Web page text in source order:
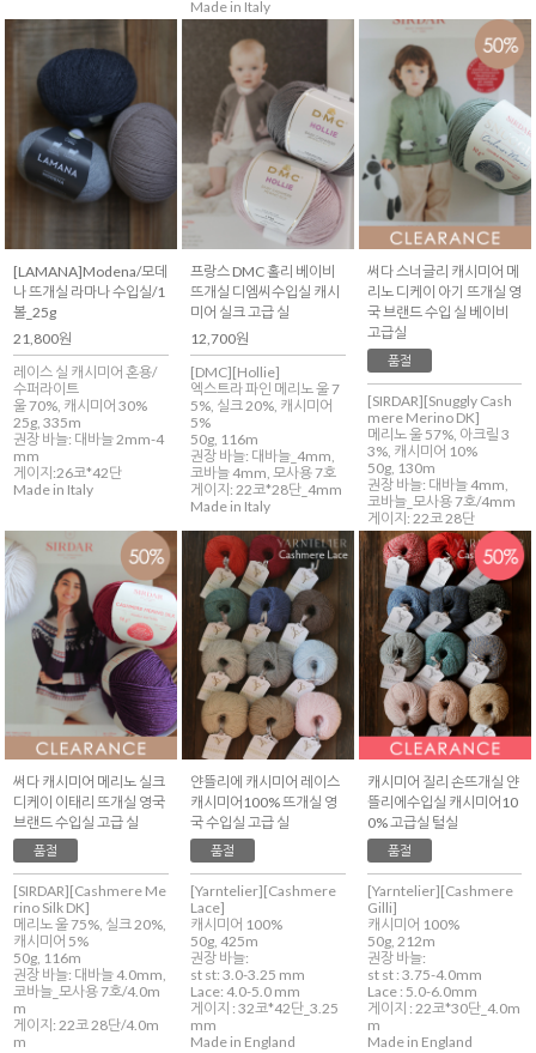
Made in Italy
[LAMANA]Modena/모데
나 뜨개실 라마나 수입실/1
볼_25g
21,800원
레이스 실 캐시미어 혼용/
수퍼라이트
울 70%, 캐시미어 30%
25g, 335m
권장 바늘: 대바늘 2mm-4
mm
게이지:26코*42단
Made in Italy
프랑스 DMC 홀리 베이비
뜨개실 디엠씨수입실 캐시
미어 실크 고급 실
12,700원
[DMC][Hollie]
엑스트라 파인 메리노 울 7
5%, 실크 20%, 캐시미어
5%
50g, 116m
권장 바늘: 대바늘_4mm,
코바늘 4mm, 모사용 7호
게이지: 22코*28단_4mm
Made in Italy
써다 스너글리 캐시미어 메
리노 디케이 아기 뜨개실 영
국 브랜드 수입 실 베이비
고급실
품절
[SIRDAR][Snuggly Cash
mere Merino DK]
메리노 울 57%, 아크릴 3
3%, 캐시미어 10%
50g, 130m
권장 바늘: 대바늘 4mm,
코바늘_모사용 7호/4mm
게이지: 22코 28단
써다 캐시미어 메리노 실크
디케이 이태리 뜨개실 영국
브랜드 수입실 고급 실
품절
[SIRDAR][Cashmere Me
rino Silk DK]
메리노 울 75%, 실크 20%,
캐시미어 5%
50g, 116m
권장 바늘: 대바늘 4.0mm,
코바늘_모사용 7호/4.0m
m
게이지: 22코 28단/4.0m
m
얀뜰리에 캐시미어 레이스
캐시미어100% 뜨개실 영
국 수입실 고급 실
품절
[Yarntelier][Cashmere
Lace]
캐시미어 100%
50g, 425m
권장 바늘:
st st: 3.0-3.25 mm
Lace: 4.0-5.0 mm
게이지 : 32코*42단_3.25
mm
Made in England
캐시미어 질리 손뜨개실 얀
뜰리에수입실 캐시미어10
0% 고급실 털실
품절
[Yarntelier][Cashmere
Gilli]
캐시미어 100%
50g, 212m
권장 바늘:
st st : 3.75-4.0mm
Lace : 5.0-6.0mm
게이지 : 22코*30단_4.0m
m
Made in England